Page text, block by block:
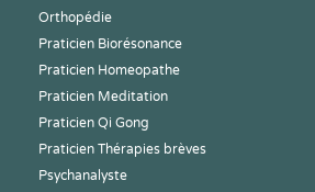
Orthopédie
Praticien Biorésonance
Praticien Homeopathe
Praticien Meditation
Praticien Qi Gong
Praticien Thérapies brèves
Psychanalyste